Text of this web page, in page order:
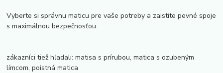
Vyberte si správnu maticu pre vaše potreby a zaistite pevné spoje
s maximálnou bezpečnosťou.
zákazníci tiež hľadali: matisa s prírubou, matica s ozubeným
límcom, poistná matica